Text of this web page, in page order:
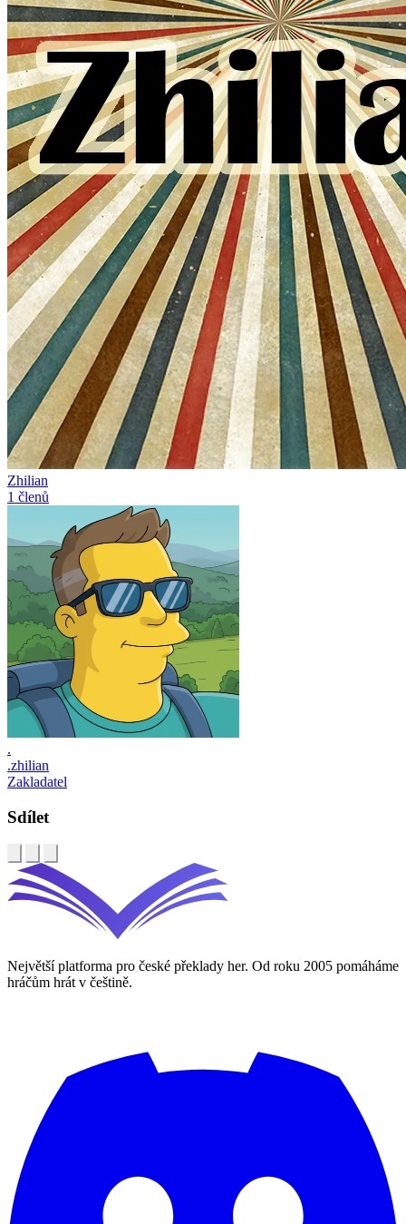
Zhilian
1 členů
.
.zhilian
Zakladatel
Sdílet
Největší platforma pro české překlady her. Od roku 2005 pomáháme
hráčům hrát v češtině.